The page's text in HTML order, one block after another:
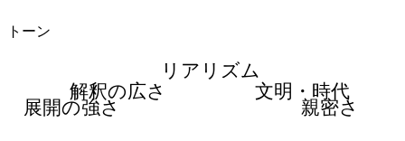
トーン
リアリズム
文明・時代
親密さ
展開の強さ
解釈の広さ